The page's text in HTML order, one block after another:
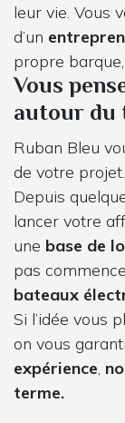
leur vie. Vous
d’un
propre
Vous
autour du
Ruban Bleu
de votre projet.
Depuis
lancer votre
une base de
pas
bateaux
Si l’idée vous
on vous
expérience,
terme.